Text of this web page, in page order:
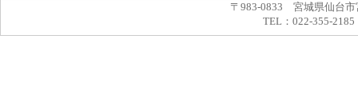
〒983-0833 宮城県仙台市
TEL：022-355-